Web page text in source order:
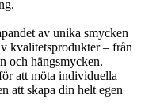
av unika smycken
kvalitetsprodukter – från
och hängsmycken.
att möta individuella
att skapa din helt egen